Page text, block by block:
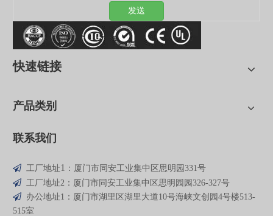
发送
快速链接
产品类别
联系我们
 工厂地址1 ：厦门市同安工业集中区思明园331号
 工厂地址2：厦门市同安工业集中区思明园园326-327号
 办公地址1：厦门市湖里区湖里大道10号海峡文创园4号楼513-
515室